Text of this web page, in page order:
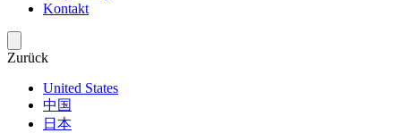
Kontakt
Zurück
United States
中国
日本